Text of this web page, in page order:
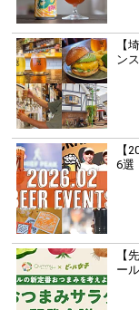
【
ン
【
6選
【
ー